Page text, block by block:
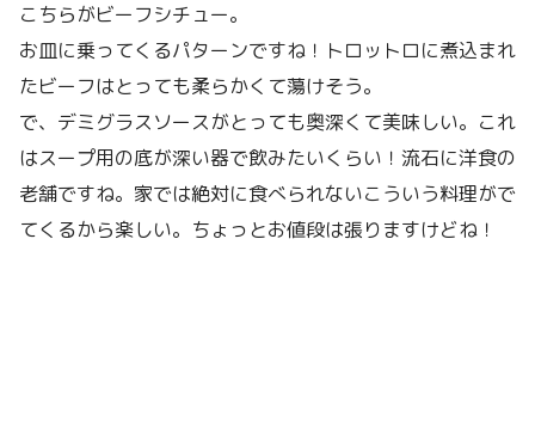
こちらがビーフシチュー。
お皿に乗ってくるパターンですね！トロットロに煮込まれ
たビーフはとっても柔らかくて蕩けそう。
で、デミグラスソースがとっても奥深くて美味しい。これ
はスープ用の底が深い器で飲みたいくらい！流石に洋食の
老舗ですね。家では絶対に食べられないこういう料理がで
てくるから楽しい。ちょっとお値段は張りますけどね！